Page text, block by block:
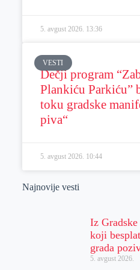
5. avgust 2026. 13:36
VESTI
Dečji program
Plankiću Parkiću”
toku gradske
piva“
5. avgust 2026. 10:44
Najnovije vesti
Iz
koji
grada
5. avgust 2026.